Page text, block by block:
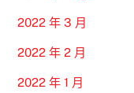
2022 年 3 月
2022 年 2 月
2022 年 1 月